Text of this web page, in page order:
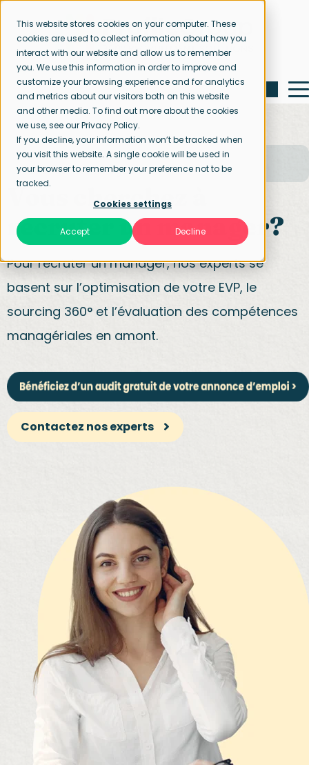
This website stores cookies on your computer. These
cookies are used to collect information about how you
interact with our website and allow us to remember
you. We use this information in order to improve and
customize your browsing experience and for analytics
and metrics about our visitors both on this website
and other media. To find out more about the cookies
we use, see our Privacy Policy.
If you decline, your information won’t be tracked when
you visit this website. A single cookie will be used in
your browser to remember your preference not to be
tracked.
Cookies settings
Accept Decline
Page d’accueil
Nos spécialisations
Direction & management
Vous cherchez à
recruter un manager?
Pour recruter un manager, nos experts se
basent sur l’optimisation de votre EVP, le
sourcing 360° et l’évaluation des compétences
managériales en amont.
Contactez nos experts